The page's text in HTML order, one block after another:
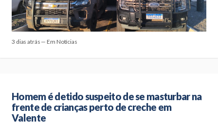
3 dias atrás — Em Notícias
Homem é detido suspeito de se masturbar na
frente de crianças perto de creche em
Valente